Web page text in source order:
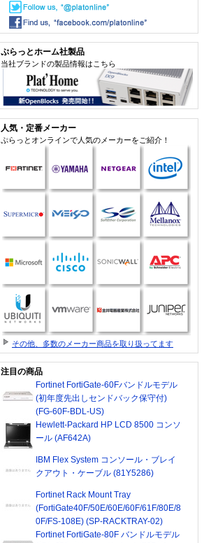
ぷらっとホーム社製品
当社ブランドの製品情報はこちら
人気・定番メーカー
ぷらっとオンラインで人気のメーカーをご紹介！
その他、多数のメーカー商品を取り扱ってます
注目の商品
Fortinet FortiGate-60Fバンドルモデル
(初年度先出しセンドバック保守付)
(FG-60F-BDL-US)
Hewlett-Packard HP LCD 8500 コンソ
ール (AF642A)
IBM Flex System コンソール・ブレイ
クアウト・ケーブル (81Y5286)
Fortinet Rack Mount Tray
(FortiGate40F/50E/60E/60F/61F/80E/8
0F/FS-108E) (SP-RACKTRAY-02)
Fortinet FortiGate-80F バンドルモデル